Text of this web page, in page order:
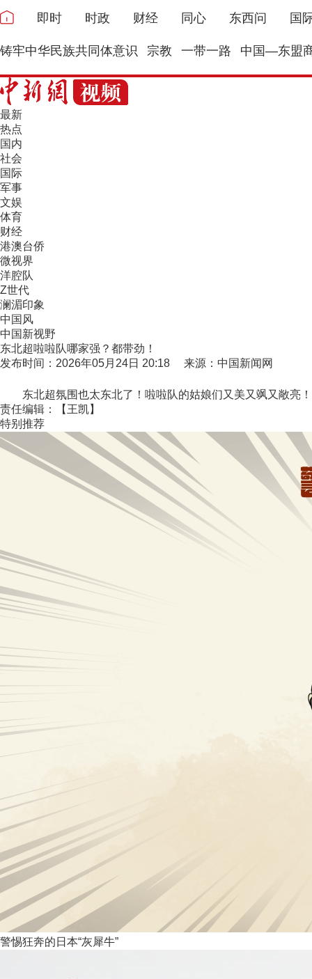
即时 时政 财经 同心 东西问 国
铸牢中华民族共同体意识 宗教 一带一路 中国—东盟
最新
热点
国内
社会
国际
军事
文娱
体育
财经
港澳台侨
微视界
洋腔队
Z世代
澜湄印象
中国风
中国新视野
东北超啦啦队哪家强？都带劲！
发布时间：2026年05月24日 20:18 来源：中国新闻网
东北超氛围也太东北了！啦啦队的姑娘们又美又飒又敞亮！
责任编辑：【王凯】
特别推荐
警惕狂奔的日本“灰犀牛”